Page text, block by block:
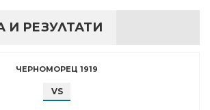
И РЕЗУЛТАТИ
ЧЕРНОМОРЕЦ 1919
VS